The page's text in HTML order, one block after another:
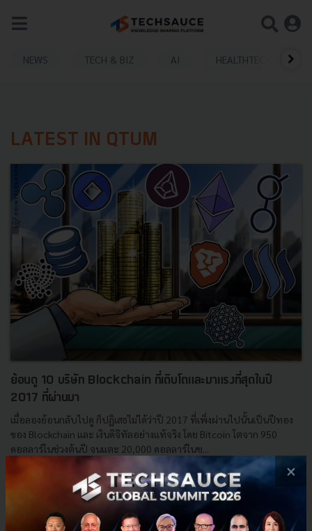
NEWS TECH & BIZ AI HEALTHTECH
LATEST IN QTUM
ย้อนดู 10 บริษัท Blockchain ที่เติบโตและมาแรงที่สุดในปี
2017 ที่ผ่านมา
เมื่อลองย้อนกลับไปดู ก็ปฏิเสธไม่ได้ว่าปี 2017 ที่เพิ่งผ่านไปนั้นเป็นปีทอง
ของ Blockchain และ เงินดิจิทัลอย่างแท้จริง โดย Bitcoin โตจาก 950
ดอลลาร์ในช่วงต้นปี จนแตะ 20,000 ดอลลาร์ในช...
Techsauce Team
GDAX
×